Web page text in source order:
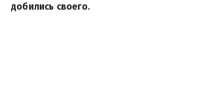
добились своего.